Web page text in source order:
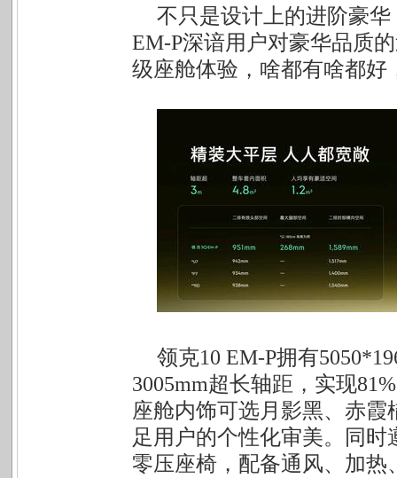
不只是设计上的进阶豪
EM-P深谙用户对豪华品质
级座舱体验，啥都有啥都好
领克10 EM-P拥有
3005mm超长轴距，实现
座舱内饰可选月影黑、赤
足用户的个性化审美。同
零压座椅，配备通风、加